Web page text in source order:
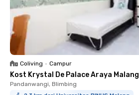
Coliving • Campur
Kost Krystal De Palace Araya Malang
Pandanwangi, Blimbing